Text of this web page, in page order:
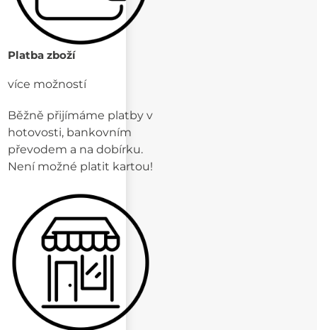
Platba zboží
více možností
Běžně přijímáme platby v
hotovosti, bankovním
převodem a na dobírku.
Není možné platit kartou!